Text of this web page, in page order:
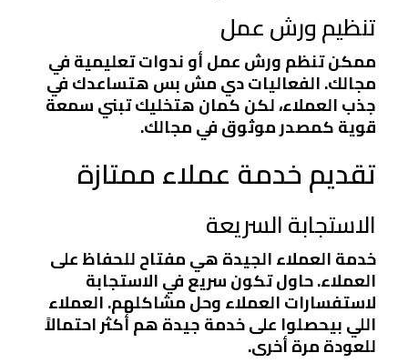
تنظيم ورش عمل
ممكن تنظم ورش عمل أو ندوات تعليمية في
مجالك. الفعاليات دي مش بس هتساعدك في
جذب العملاء، لكن كمان هتخليك تبني سمعة
قوية كمصدر موثوق في مجالك.
تقديم خدمة عملاء ممتازة
الاستجابة السريعة
خدمة العملاء الجيدة هي مفتاح للحفاظ على
العملاء. حاول تكون سريع في الاستجابة
لاستفسارات العملاء وحل مشاكلهم. العملاء
اللي بيحصلوا على خدمة جيدة هم أكثر احتمالاً
للعودة مرة أخرى.